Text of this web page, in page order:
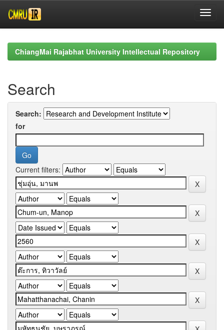
navigationChiangMai Rajabhat University Intellectual Repository
Search
Search:
for
Current filters: